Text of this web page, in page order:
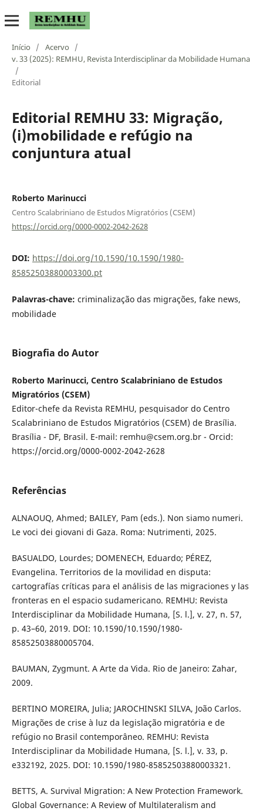
Início / Acervo
/
v. 33 (2025): REMHU, Revista Interdisciplinar da Mobilidade Humana
/
Editorial
Editorial REMHU 33: Migração,
(i)mobilidade e refúgio na
conjuntura atual
Roberto Marinucci
Centro Scalabriniano de Estudos Migratórios (CSEM)
https://orcid.org/0000-0002-2042-2628
DOI: https://doi.org/10.1590/10.1590/1980-
85852503880003300.pt
Palavras-chave: criminalização das migrações, fake news,
mobilidade
Biografia do Autor
Roberto Marinucci, Centro Scalabriniano de Estudos
Migratórios (CSEM)
Editor-chefe da Revista REMHU, pesquisador do Centro
Scalabriniano de Estudos Migratórios (CSEM) de Brasília.
Brasília - DF, Brasil. E-mail: remhu@csem.org.br - Orcid:
https://orcid.org/0000-0002-2042-2628
Referências
ALNAOUQ, Ahmed; BAILEY, Pam (eds.). Non siamo numeri.
Le voci dei giovani di Gaza. Roma: Nutrimenti, 2025.
BASUALDO, Lourdes; DOMENECH, Eduardo; PÉREZ,
Evangelina. Territorios de la movilidad en disputa:
cartografías críticas para el análisis de las migraciones y las
fronteras en el espacio sudamericano. REMHU: Revista
Interdisciplinar da Mobilidade Humana, [S. l.], v. 27, n. 57,
p. 43–60, 2019. DOI: 10.1590/10.1590/1980-
85852503880005704.
BAUMAN, Zygmunt. A Arte da Vida. Rio de Janeiro: Zahar,
2009.
BERTINO MOREIRA, Julia; JAROCHINSKI SILVA, João Carlos.
Migrações de crise à luz da legislação migratória e de
refúgio no Brasil contemporâneo. REMHU: Revista
Interdisciplinar da Mobilidade Humana, [S. l.], v. 33, p.
e332192, 2025. DOI: 10.1590/1980-85852503880003321.
BETTS, A. Survival Migration: A New Protection Framework.
Global Governance: A Review of Multilateralism and